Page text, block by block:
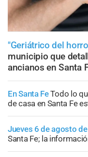
"Geriátrico del
municipio que
ancianos en Santa
En Santa FeTodo lo
de casa en Santa Fe
Jueves 6 de agosto
Santa Fe; la